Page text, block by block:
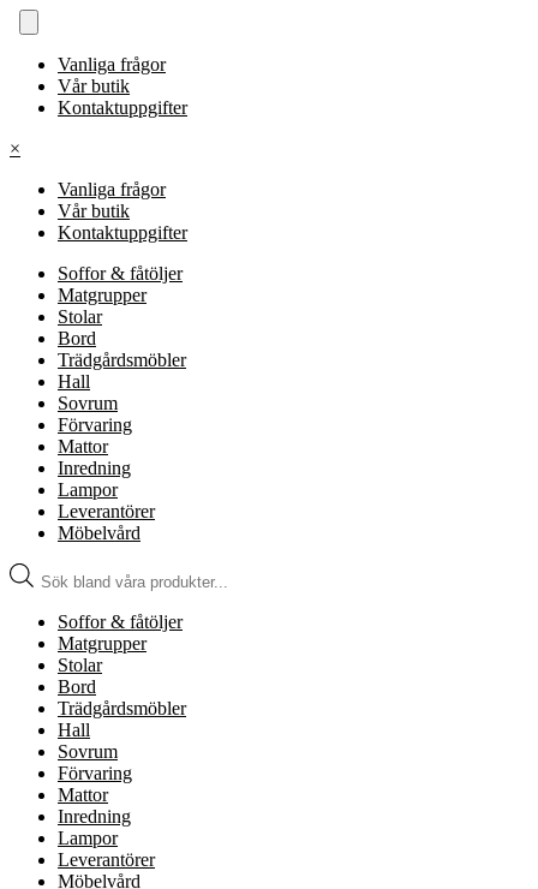
Vanliga frågor
Vår butik
Kontaktuppgifter
×
Vanliga frågor
Vår butik
Kontaktuppgifter
Soffor & fåtöljer
Matgrupper
Stolar
Bord
Trädgårdsmöbler
Hall
Sovrum
Förvaring
Mattor
Inredning
Lampor
Leverantörer
Möbelvård
Produktsökning
Soffor & fåtöljer
Matgrupper
Stolar
Bord
Trädgårdsmöbler
Hall
Sovrum
Förvaring
Mattor
Inredning
Lampor
Leverantörer
Möbelvård